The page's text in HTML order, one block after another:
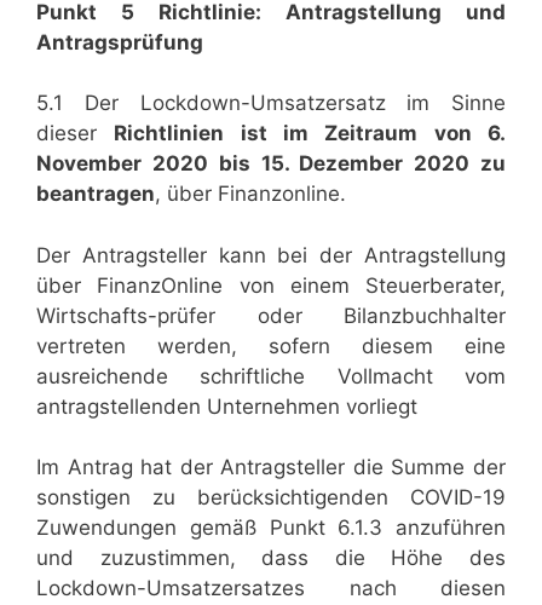
Punkt 5 Richtlinie: Antragstellung und
Antragsprüfung
5.1 Der Lockdown-Umsatzersatz im Sinne
dieser Richtlinien ist im Zeitraum von 6.
November 2020 bis 15. Dezember 2020 zu
beantragen, über Finanzonline.
Der Antragsteller kann bei der Antragstellung
über FinanzOnline von einem Steuerberater,
Wirtschafts-prüfer oder Bilanzbuchhalter
vertreten werden, sofern diesem eine
ausreichende schriftliche Vollmacht vom
antragstellenden Unternehmen vorliegt
Im Antrag hat der Antragsteller die Summe der
sonstigen zu berücksichtigenden COVID-19
Zuwendungen gemäß Punkt 6.1.3 anzuführen
und zuzustimmen, dass die Höhe des
Lockdown-Umsatzersatzes nach diesen